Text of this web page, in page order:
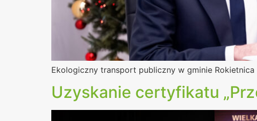
Ekologiczny transport publiczny w gminie Rokietnica
Uzyskanie certyfikatu